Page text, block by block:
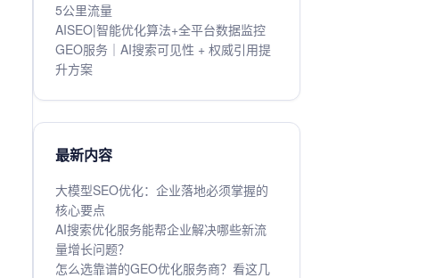
5公里流量
AISEO|智能优化算法+全平台数据监控
GEO服务｜AI搜索可见性 + 权威引用提
升方案
最新内容
大模型SEO优化：企业落地必须掌握的
核心要点
AI搜索优化服务能帮企业解决哪些新流
量增长问题？
怎么选靠谱的GEO优化服务商？看这几